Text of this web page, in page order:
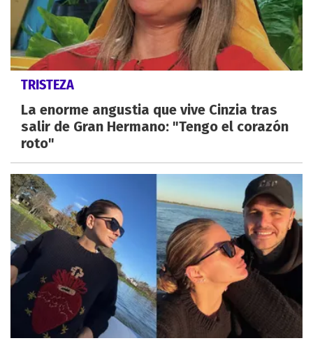
TRISTEZA
La enorme angustia que vive Cinzia tras
salir de Gran Hermano: "Tengo el corazón
roto"